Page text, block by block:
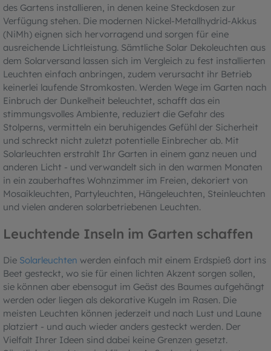
des Gartens installieren, in denen keine Steckdosen zur
Verfügung stehen. Die modernen Nickel-Metallhydrid-Akkus
(NiMh) eignen sich hervorragend und sorgen für eine
ausreichende Lichtleistung. Sämtliche Solar Dekoleuchten aus
dem Solarversand lassen sich im Vergleich zu fest installierten
Leuchten einfach anbringen, zudem verursacht ihr Betrieb
keinerlei laufende Stromkosten. Werden Wege im Garten nach
Einbruch der Dunkelheit beleuchtet, schafft das ein
stimmungsvolles Ambiente, reduziert die Gefahr des
Stolperns, vermitteln ein beruhigendes Gefühl der Sicherheit
und schreckt nicht zuletzt potentielle Einbrecher ab. Mit
Solarleuchten erstrahlt Ihr Garten in einem ganz neuen und
anderen Licht - und verwandelt sich in den warmen Monaten
in ein zauberhaftes Wohnzimmer im Freien, dekoriert von
Mosaikleuchten, Partyleuchten, Hängeleuchten, Steinleuchten
und vielen anderen solarbetriebenen Leuchten.
Leuchtende Inseln im Garten schaffen
Die Solarleuchten werden einfach mit einem Erdspieß dort ins
Beet gesteckt, wo sie für einen lichten Akzent sorgen sollen,
sie können aber ebensogut im Geäst des Baumes aufgehängt
werden oder liegen als dekorative Kugeln im Rasen. Die
meisten Leuchten können jederzeit und nach Lust und Laune
platziert - und auch wieder anders gesteckt werden. Der
Vielfalt Ihrer Ideen sind dabei keine Grenzen gesetzt.